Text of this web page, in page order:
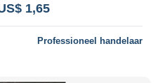
1,65
Professioneel handelaar